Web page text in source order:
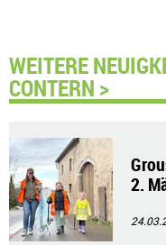
WEITERE
CONTERN >
2.